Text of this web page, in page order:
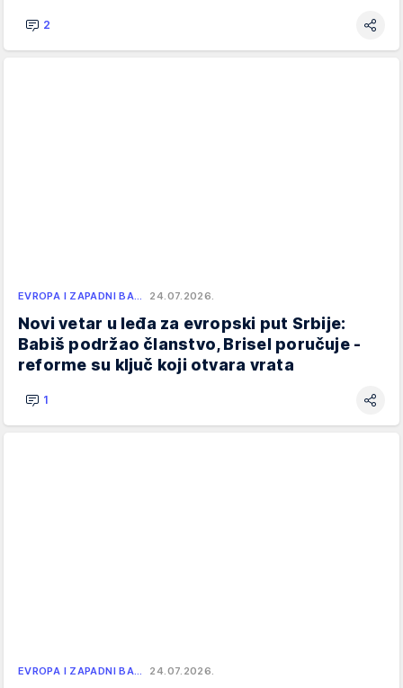
2
EVROPA I ZAPADNI BA… 24.07.2026.
Novi vetar u leđa za evropski put Srbije:
Babiš podržao članstvo, Brisel poručuje -
reforme su ključ koji otvara vrata
1
EVROPA I ZAPADNI BA… 24.07.2026.